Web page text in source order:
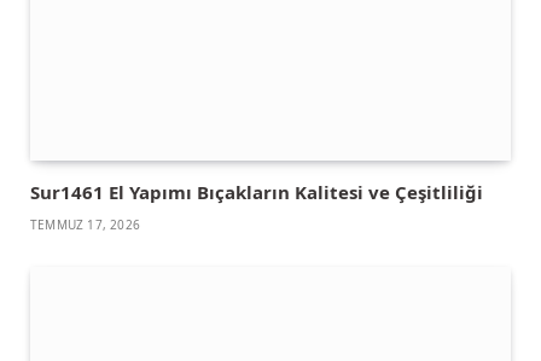
Sur1461 El Yapımı Bıçakların Kalitesi ve Çeşitliliği
TEMMUZ 17, 2026